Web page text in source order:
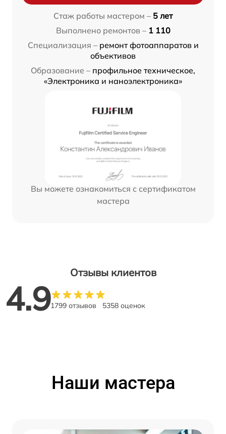
Стаж работы мастером – 5 лет
Выполнено ремонтов – 1 110
Специализация – ремонт фотоаппаратов и
объективов
Образование – профильное техническое,
«Электроника и наноэлектроника»
Вы можете ознакомиться с сертификатом
мастера
Отзывы клиентов
4.91799 отзывов 5358 оценок
Наши мастера